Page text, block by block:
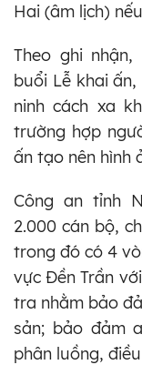
Hai (âm lịch)
Theo ghi
buổi Lễ khai
ninh cách xa
trường hợp
ấn tạo nên hình
Công an tỉnh
2.000 cán bộ,
trong đó có 4
vực Đền Trần
tra nhằm bảo
sản; bảo đảm
phân luồng,